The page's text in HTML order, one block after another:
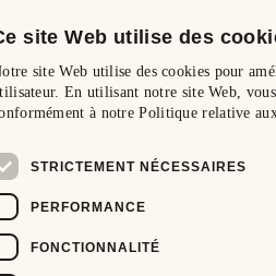
site Web utilise des
site Web utilise des cookies pour
En utilisant notre site Web,
à notre Politique relative
STRICTEMENT NÉCESSAIRES
PERFORMANCE
FONCTIONNALITÉ